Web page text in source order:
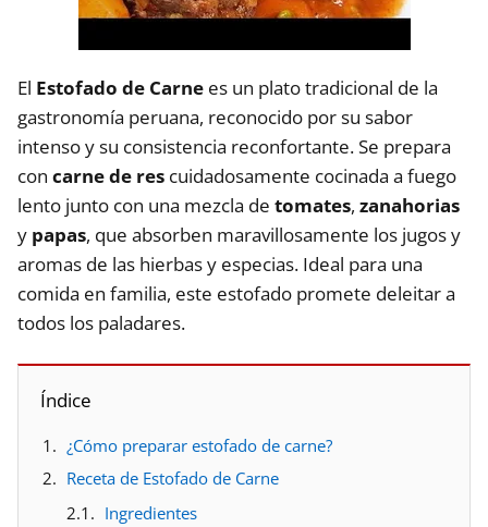
El Estofado de Carne es un plato tradicional de la
gastronomía peruana, reconocido por su sabor
intenso y su consistencia reconfortante. Se prepara
con carne de res cuidadosamente cocinada a fuego
lento junto con una mezcla de tomates, zanahorias
y papas, que absorben maravillosamente los jugos y
aromas de las hierbas y especias. Ideal para una
comida en familia, este estofado promete deleitar a
todos los paladares.
Índice
¿Cómo preparar estofado de carne?
Receta de Estofado de Carne
Ingredientes